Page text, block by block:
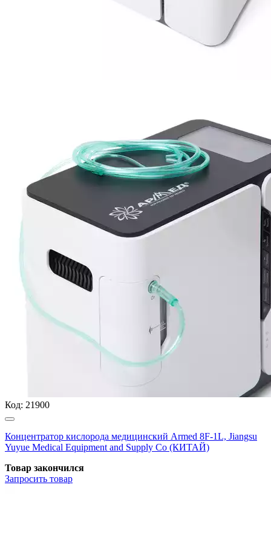
Код: 21900
Концентратор кислорода медицинский Armed 8F-1L, Jiangsu
Yuyue Medical Equipment and Supply Co (КИТАЙ)
Товар закончился
Запросить товар